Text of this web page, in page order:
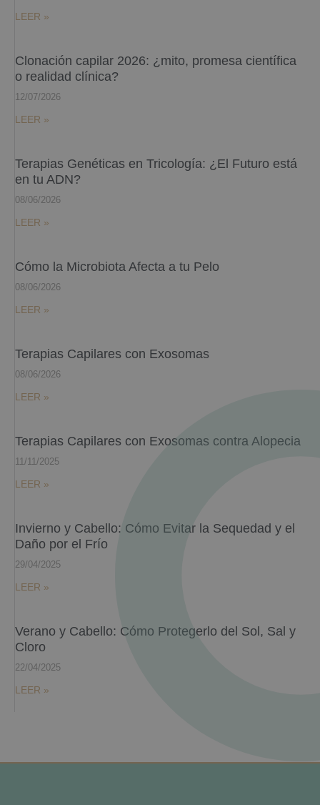
LEER »
Clonación capilar 2026: ¿mito, promesa científica
o realidad clínica?
12/07/2026
LEER »
Terapias Genéticas en Tricología: ¿El Futuro está
en tu ADN?
08/06/2026
LEER »
Cómo la Microbiota Afecta a tu Pelo
08/06/2026
LEER »
Terapias Capilares con Exosomas
08/06/2026
LEER »
Terapias Capilares con Exosomas contra Alopecia
11/11/2025
LEER »
Invierno y Cabello: Cómo Evitar la Sequedad y el
Daño por el Frío
29/04/2025
LEER »
Verano y Cabello: Cómo Protegerlo del Sol, Sal y
Cloro
22/04/2025
LEER »